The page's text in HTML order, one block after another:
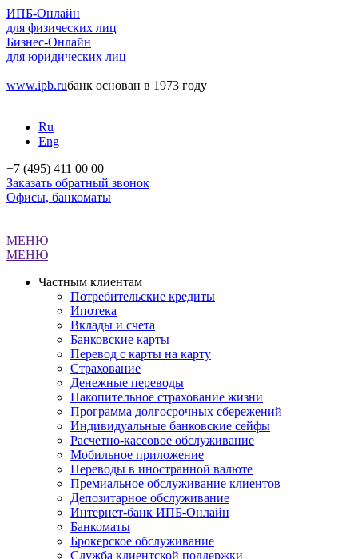
ИПБ-Онлайн
для физических лиц
Бизнес-Онлайн
для юридических лиц
www.ipb.ruбанк основан в 1973 году
Ru
Eng
+7 (495) 411 00 00
Заказать обратный звонок
Офисы, банкоматы
МЕНЮ
МЕНЮ
Частным клиентам
Потребительские кредиты
Ипотека
Вклады и счета
Банковские карты
Перевод с карты на карту
Страхование
Денежные переводы
Накопительное страхование жизни
Программа долгосрочных сбережений
Индивидуальные банковские сейфы
Расчетно-кассовое обслуживание
Мобильное приложение
Переводы в иностранной валюте
Премиальное обслуживание клиентов
Депозитарное обслуживание
Интернет-банк ИПБ-Онлайн
Банкоматы
Брокерское обслуживание
Служба клиентской поддержки